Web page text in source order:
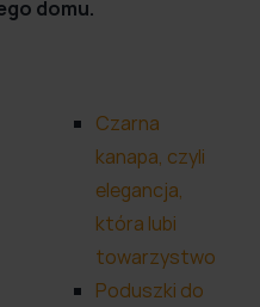
domu.
Czarna
kanapa, czyli
elegancja,
która lubi
towarzystwo
Poduszki do